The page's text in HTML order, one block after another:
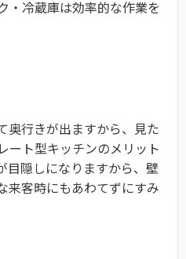
・冷蔵庫は効率的な作業を
奥行きが出ますから、見た
ート型キッチンのメリット
目隠しになりますから、壁
来客時にもあわてずにすみ